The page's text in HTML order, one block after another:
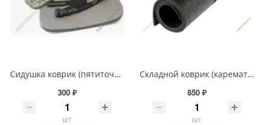
Сидушка коврик (пятиточечник), зеленая цифра (пиксель)
300 ₽
шт
Складной коврик (каремат), зеленая цифра (пиксель)
850 ₽
шт